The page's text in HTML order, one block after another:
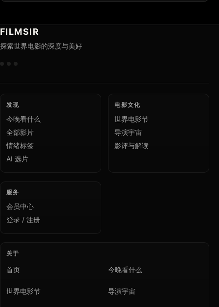
FILMSIR
探索世界电影的深度与美好
发现
今晚看什么
全部影片
情绪标签
AI 选片
电影文化
世界电影节
导演宇宙
影评与解读
服务
会员中心
登录 / 注册
关于
首页 今晚看什么
世界电影节 导演宇宙